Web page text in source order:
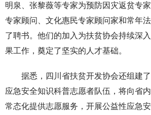
明泉、张黎薇等专家为预防因灾返贫专
专家顾问、文化惠民专家顾问家和常年
了聘书。他们的加入为扶贫协会持续深
果工作，奠定了坚实的人才基础。
据悉，四川省扶贫开发协会还组建
应急安全知识科普志愿者队伍，将向省
常态化提供志愿服务，开展公益性应急